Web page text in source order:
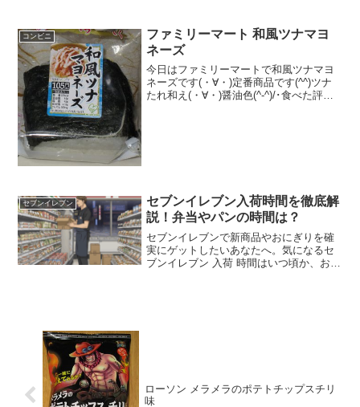
コンビニ
ファミリーマート 和風ツナマヨ
ネーズ
今日はファミリーマートで和風ツナマヨ
ネーズです(・∀・)定番商品です(^^)ツナ
たれ和え(・∀・)醤油色(^-^)/･食べた評価
セブンイレブン
セブンイレブン入荷時間を徹底解
説！弁当やパンの時間は？
セブンイレブンで新商品やおにぎりを確
実にゲットしたいあなたへ。気になるセ
ブンイレブン 入荷 時間はいつ頃か、お弁
ローソン メラメラのポテトチップスチリ
味